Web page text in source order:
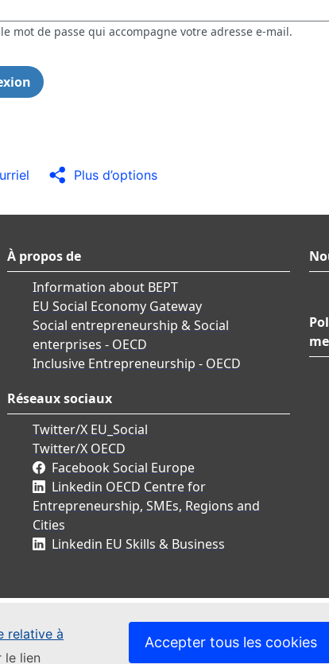
relative à
le lien
Accepter tous les cookies
mot de passe qui accompagne votre adresse e-mail.
Plus d’options
À propos de
Information about BEPT
EU Social Economy Gateway
Social entrepreneurship & Social
enterprises - OECD
Inclusive Entrepreneurship - OECD
Réseaux sociaux
Twitter/X EU_Social
Twitter/X OECD
Facebook Social Europe
Linkedin OECD Centre for
Entrepreneurship, SMEs, Regions and
Cities
Linkedin EU Skills & Business